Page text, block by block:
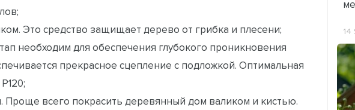
Это средство защищает дерево от грибка и плесени;
необходим для обеспечения глубокого проникновения
прекрасное сцепление с подложкой. Оптимальная
Проще всего покрасить деревянный дом валиком и кистью.
14